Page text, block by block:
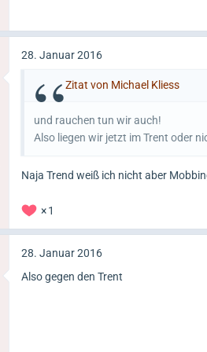
28. Januar 2016
Zitat von Michael Kliess
und rauchen tun wir auch!
Also liegen wir jetzt im Trent oder
Naja Trend weiß ich nicht aber
1
28. Januar 2016
Also gegen den Trent